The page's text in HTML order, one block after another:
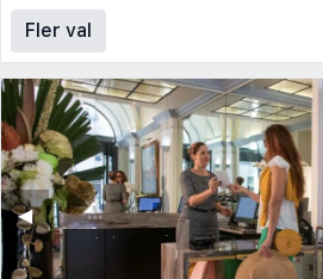
Fler val
◀︎